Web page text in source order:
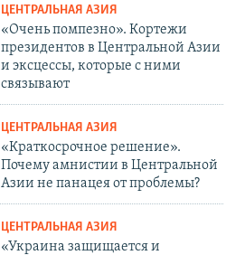
ЦЕНТРАЛЬНАЯ АЗИЯ
«Очень помпезно». Кортежи
президентов в Центральной Азии
и эксцессы, которые с ними
связывают
ЦЕНТРАЛЬНАЯ АЗИЯ
«Краткосрочное решение».
Почему амнистии в Центральной
Азии не панацея от проблемы?
ЦЕНТРАЛЬНАЯ АЗИЯ
«Украина защищается и